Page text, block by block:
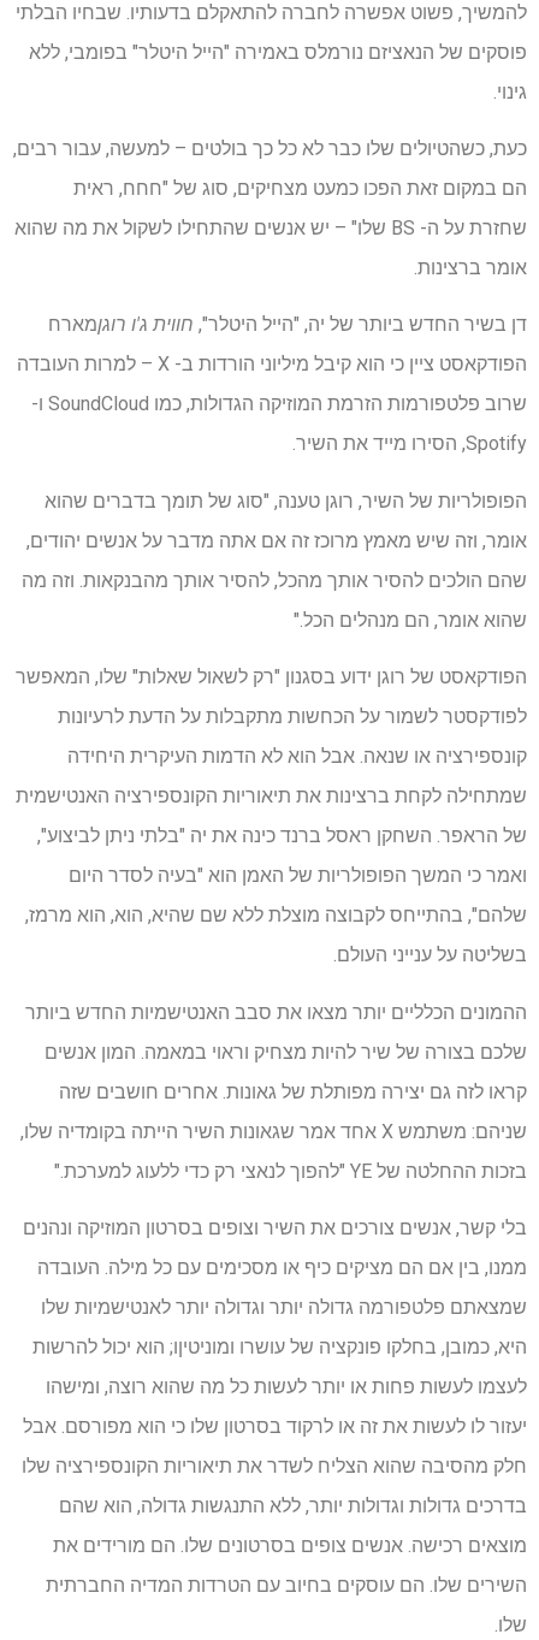
להמשיך, פשוט אפשרה לחברה להתאקלם בדעותיו. שבחיו הבלתי
פוסקים של הנאציזם נורמלס באמירה "הייל היטלר" בפומבי, ללא
גינוי.
כעת, כשהטיולים שלו כבר לא כל כך בולטים – למעשה, עבור רבים,
הם במקום זאת הפכו כמעט מצחיקים, סוג של "חחח, ראית
שחזרת על ה- BS שלו" – יש אנשים שהתחילו לשקול את מה שהוא
אומר ברצינות.
דן בשיר החדש ביותר של יה, "הייל היטלר", חווית ג'ו רוגןמארח
הפודקאסט ציין כי הוא קיבל מיליוני הורדות ב- X – למרות העובדה
שרוב פלטפורמות הזרמת המוזיקה הגדולות, כמו SoundCloud ו-
Spotify, הסירו מייד את השיר.
הפופולריות של השיר, רוגן טענה, "סוג של תומך בדברים שהוא
אומר, וזה שיש מאמץ מרוכז זה אם אתה מדבר על אנשים יהודים,
שהם הולכים להסיר אותך מהכל, להסיר אותך מהבנקאות. וזה מה
שהוא אומר, הם מנהלים הכל."
הפודקאסט של רוגן ידוע בסגנון "רק לשאול שאלות" שלו, המאפשר
לפודקסטר לשמור על הכחשות מתקבלות על הדעת לרעיונות
קונספירציה או שנאה. אבל הוא לא הדמות העיקרית היחידה
שמתחילה לקחת ברצינות את תיאוריות הקונספירציה האנטישמית
של הראפר. השחקן ראסל ברנד כינה את יה "בלתי ניתן לביצוע",
ואמר כי המשך הפופולריות של האמן הוא "בעיה לסדר היום
שלהם", בהתייחס לקבוצה מוצלת ללא שם שהיא, הוא, הוא מרמז,
בשליטה על ענייני העולם.
ההמונים הכלליים יותר מצאו את סבב האנטישמיות החדש ביותר
שלכם בצורה של שיר להיות מצחיק וראוי במאמה. המון אנשים
קראו לזה גם יצירה מפותלת של גאונות. אחרים חושבים שזה
שניהם: משתמש X אחד אמר שגאונות השיר הייתה בקומדיה שלו,
בזכות ההחלטה של ​​YE "להפוך לנאצי רק כדי ללעוג למערכת."
בלי קשר, אנשים צורכים את השיר וצופים בסרטון המוזיקה ונהנים
ממנו, בין אם הם מציקים כיף או מסכימים עם כל מילה. העובדה
שמצאתם פלטפורמה גדולה יותר וגדולה יותר לאנטישמיות שלו
היא, כמובן, בחלקו פונקציה של עושרו ומוניטיןו; הוא יכול להרשות
לעצמו לעשות פחות או יותר לעשות כל מה שהוא רוצה, ומישהו
יעזור לו לעשות את זה או לרקוד בסרטון שלו כי הוא מפורסם. אבל
חלק מהסיבה שהוא הצליח לשדר את תיאוריות הקונספירציה שלו
בדרכים גדולות וגדולות יותר, ללא התנגשות גדולה, הוא שהם
מוצאים רכישה. אנשים צופים בסרטונים שלו. הם מורידים את
השירים שלו. הם עוסקים בחיוב עם הטרדות המדיה החברתית
שלו.